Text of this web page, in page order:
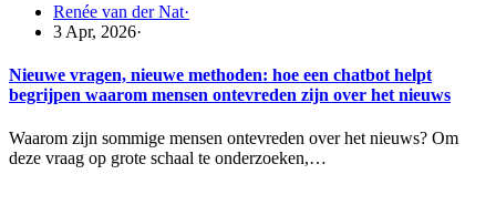
Renée van der Nat·
3 Apr, 2026·
Nieuwe vragen, nieuwe methoden: hoe een chatbot helpt
begrijpen waarom mensen ontevreden zijn over het nieuws
Waarom zijn sommige mensen ontevreden over het nieuws? Om
deze vraag op grote schaal te onderzoeken,…